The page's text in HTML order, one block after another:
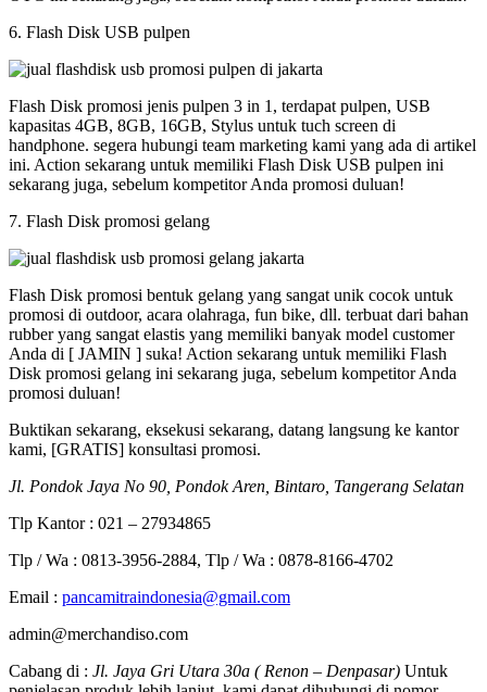
6. Flash Disk USB pulpen
Flash Disk promosi jenis pulpen 3 in 1, terdapat pulpen, USB
kapasitas 4GB, 8GB, 16GB, Stylus untuk tuch screen di
handphone. segera hubungi team marketing kami yang ada di artikel
ini. Action sekarang untuk memiliki Flash Disk USB pulpen ini
sekarang juga, sebelum kompetitor Anda promosi duluan!
7. Flash Disk promosi gelang
Flash Disk promosi bentuk gelang yang sangat unik cocok untuk
promosi di outdoor, acara olahraga, fun bike, dll. terbuat dari bahan
rubber yang sangat elastis yang memiliki banyak model customer
Anda di [ JAMIN ] suka! Action sekarang untuk memiliki Flash
Disk promosi gelang ini sekarang juga, sebelum kompetitor Anda
promosi duluan!
Buktikan sekarang, eksekusi sekarang, datang langsung ke kantor
kami, [GRATIS] konsultasi promosi.
Jl. Pondok Jaya No 90, Pondok Aren, Bintaro, Tangerang Selatan
Tlp Kantor : 021 – 27934865
Tlp / Wa : 0813-3956-2884, Tlp / Wa : 0878-8166-4702
Email : pancamitraindonesia@gmail.com
admin@merchandiso.com
Cabang di : Jl. Jaya Gri Utara 30a ( Renon – Denpasar) Untuk